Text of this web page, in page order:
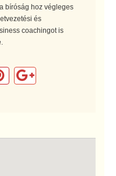
bíróság hoz végleges
és
coachingot is